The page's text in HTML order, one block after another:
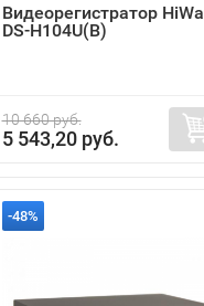
Видеорегистратор
DS-H104U(B)
10 660 руб.
5 543,20 руб.
-48%